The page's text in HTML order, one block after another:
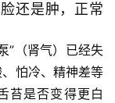
还是肿，正常
”（肾气）已经失
怕冷、精神差等
苔是否变得更白